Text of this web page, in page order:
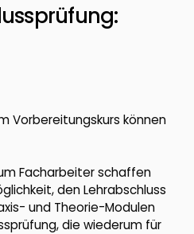
Vorbereitungskurs können
Facharbeiter schaffen
den Lehrabschluss
und Theorie-Modulen
die wiederum für